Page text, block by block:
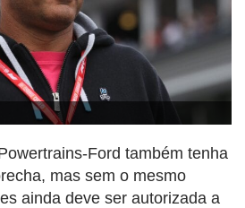
Ford também tenha
mas sem o mesmo
ainda deve ser autorizada a